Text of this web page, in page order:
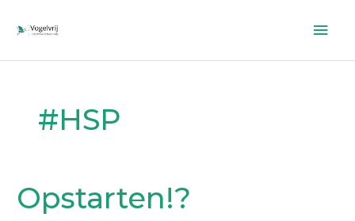
naar
#HSP
Opstarten!?
Opstarten!?